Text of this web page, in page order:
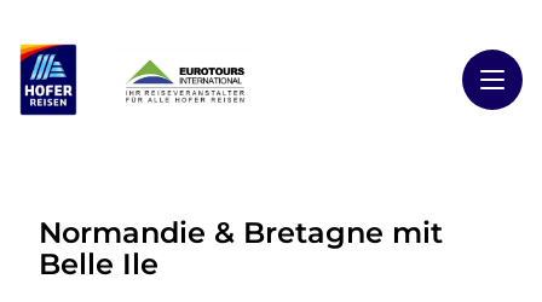
Highlights
Reiseländer
Normandie & Bretagne mit
Belle Ile